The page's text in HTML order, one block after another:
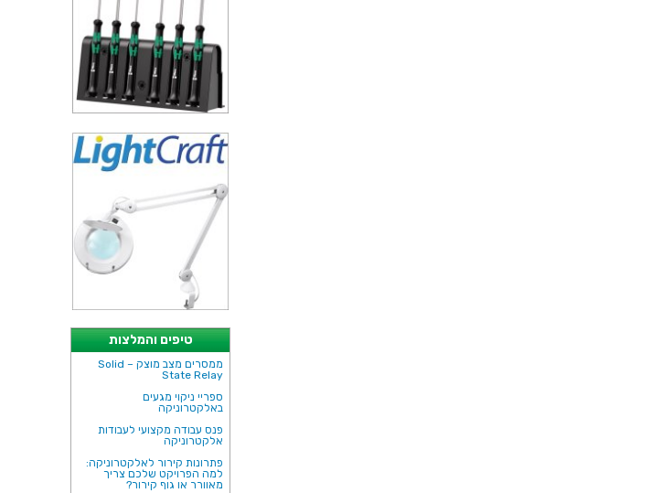
טיפים והמלצות
ממסרים מצב מוצק – Solid
State Relay
ספריי ניקוי מגעים
באלקטרוניקה
פנס עבודה מקצועי לעבודות
אלקטרוניקה
פתרונות קירור לאלקטרוניקה:
למה הפרויקט שלכם צריך
מאוורר או גוף קירור?